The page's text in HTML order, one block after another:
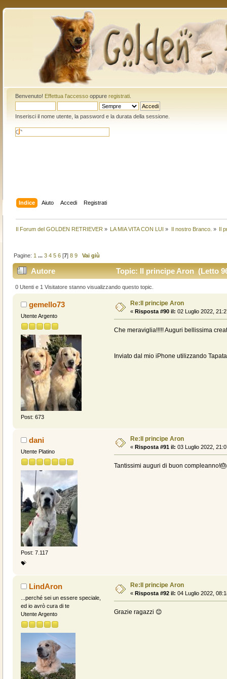
Benvenuto! Effettua l'accessooppure registrati.
Inserisci il nome utente, la password e la durata della sessione.
Indice Aiuto Accedi Registrati
Il Forum del GOLDEN RETRIEVER » LA MIA VITA CON LUI » Il nostro Branco. » Il
Pagine: 1 ...3 4 5 6 [7]8 9 Vai giù
Autore Topic: Il principe Aron (Letto
0 Utenti e 1 Visitatore stanno visualizzando questo topic.
gemello73
Utente Argento
Post: 673
Re:Il principe Aron
« Risposta #90 il: 02 Luglio 2022,
Che meraviglia!!!!! Auguri bellissima
Inviato dal mio iPhone utilizzando
dani
Utente Platino
Post: 7.117
💝
Re:Il principe Aron
« Risposta #91 il: 03 Luglio 2022,
Tantissimi auguri di buon
LindAron
...perché sei un essere speciale,
ed io avrò cura di te
Utente Argento
Re:Il principe Aron
« Risposta #92 il: 04 Luglio 2022,
Grazie ragazzi 😊